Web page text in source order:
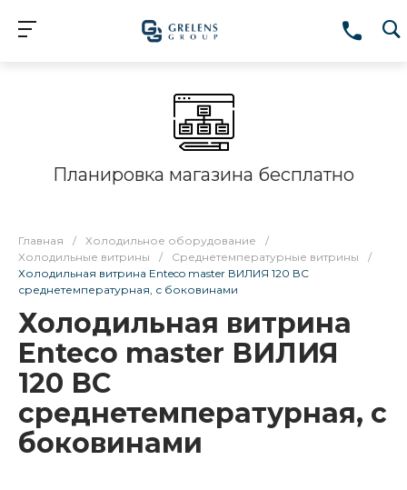
Планировка магазина бесплатно
Главная / Холодильное оборудование
/
Холодильные витрины
/ Среднетемпературные витрины
/
Холодильная витрина Enteco master ВИЛИЯ 120 ВС
среднетемпературная, с боковинами
Холодильная витрина
Enteco master ВИЛИЯ
120 ВС
среднетемпературная, с
боковинами